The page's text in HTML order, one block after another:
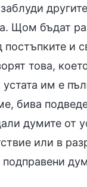
Щом бъдат
постъпките и
това,
устата им е
бива
думите от
или в
подправени